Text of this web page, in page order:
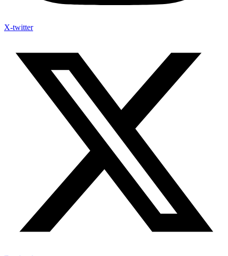
X-twitter